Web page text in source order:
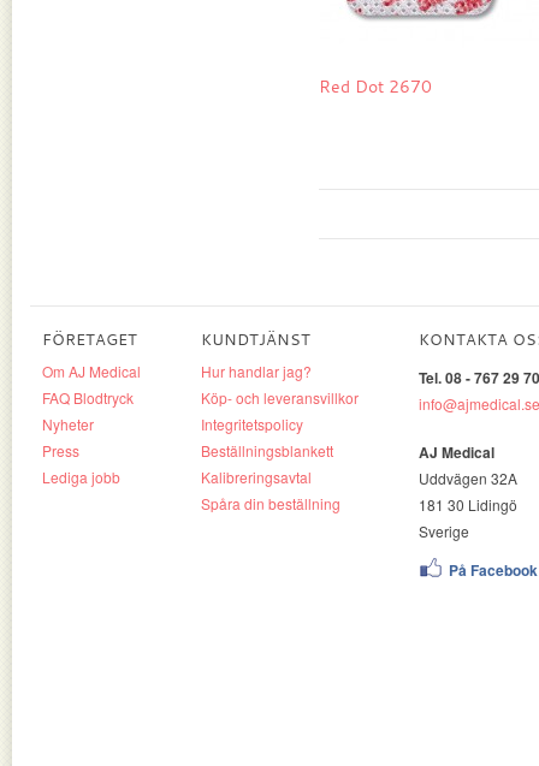
Red Dot 2670
FÖRETAGET
Om AJ Medical
FAQ Blodtryck
Nyheter
Press
Lediga jobb
KUNDTJÄNST
Hur handlar jag?
Köp- och leveransvillkor
Integritetspolicy
Beställningsblankett
Kalibreringsavtal
Spåra din beställning
KONTAKTA
Tel. 08 - 767 29 70
info@ajmedical.se
AJ Medical
Uddvägen 32A
181 30 Lidingö
Sverige
På Facebook